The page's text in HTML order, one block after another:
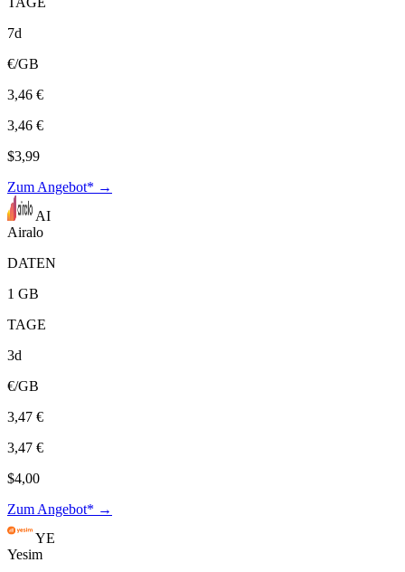
7d
€/GB
3,46 €
3,46 €
$3,99
Zum Angebot* →
AI
Airalo
DATEN
1 GB
TAGE
3d
€/GB
3,47 €
3,47 €
$4,00
Zum Angebot* →
YE
Yesim